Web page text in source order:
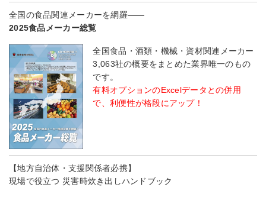
全国の食品関連メーカーを網羅――
2025食品メーカー総覧
全国食品・酒類・機械・資材関連メーカー
3,063社の概要をまとめた業界唯一のもの
です。
有料オプションのExcelデータとの併用
で、利便性が格段にアップ！
【地方自治体・支援関係者必携】
現場で役立つ 災害時炊き出しハンドブック